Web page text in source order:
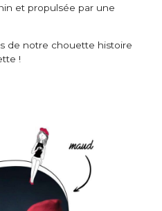
et propulsée par une
de notre chouette histoire
!